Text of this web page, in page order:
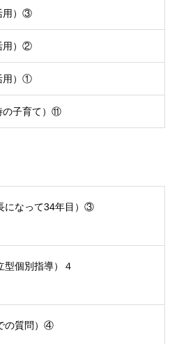
用）③
用）②
用）①
の子育て）⑪
になって34年目）③
型個別指導）４
の質問）④